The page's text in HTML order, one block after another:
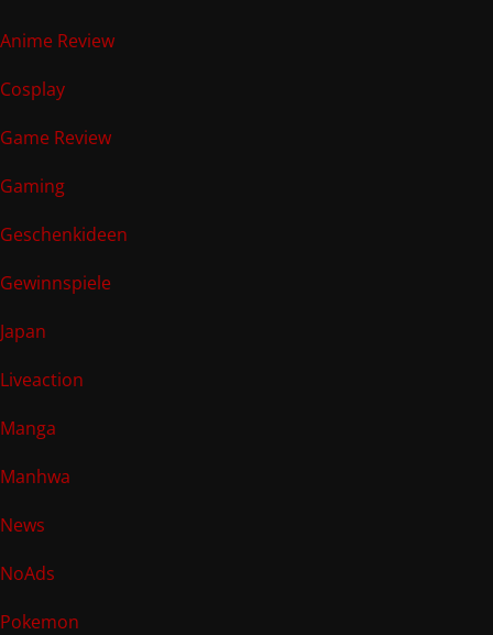
Anime Review
Cosplay
Game Review
Gaming
Geschenkideen
Gewinnspiele
Japan
Liveaction
Manga
Manhwa
News
NoAds
Pokemon